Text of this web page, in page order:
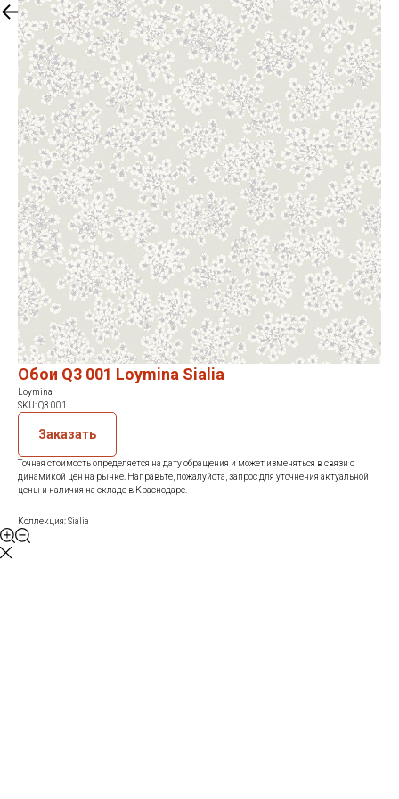
Закрыть
Обои Q3 001 Loymina Sialia
Loymina
SKU:Q3 001
Заказать
Точная стоимость определяется на дату обращения и может изменяться в связи с
динамикой цен на рынке. Направьте, пожалуйста, запрос для уточнения актуальной
цены и наличия на складе в Краснодаре.
Коллекция: Sialia